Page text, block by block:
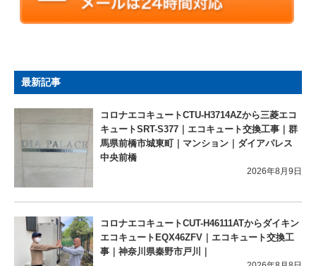
最新記事
コロナエコキュートCTU-H3714AZから三菱エコ
キュートSRT-S377｜エコキュート交換工事｜群
馬県前橋市城東町｜マンション｜ダイアパレス
中央前橋
2026年8月9日
コロナエコキュートCUT-H46111ATからダイキン
エコキュートEQX46ZFV｜エコキュート交換工
事｜神奈川県秦野市戸川｜